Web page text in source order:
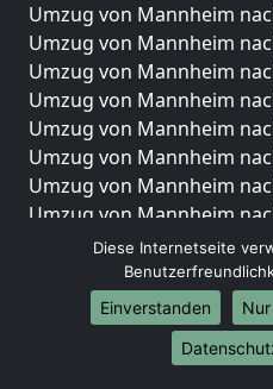
Umzug von Mannheim
Umzug von Mannheim
Umzug von Mannheim
Umzug von Mannheim
Umzug von Mannheim
Umzug von Mannheim
Umzug von Mannheim
Umzug von Mannheim
Umzug von Mannheim
Umzug von Mannheim
Internationale-
Umzug von Mannheim
Diese Internetseite
Einverstanden